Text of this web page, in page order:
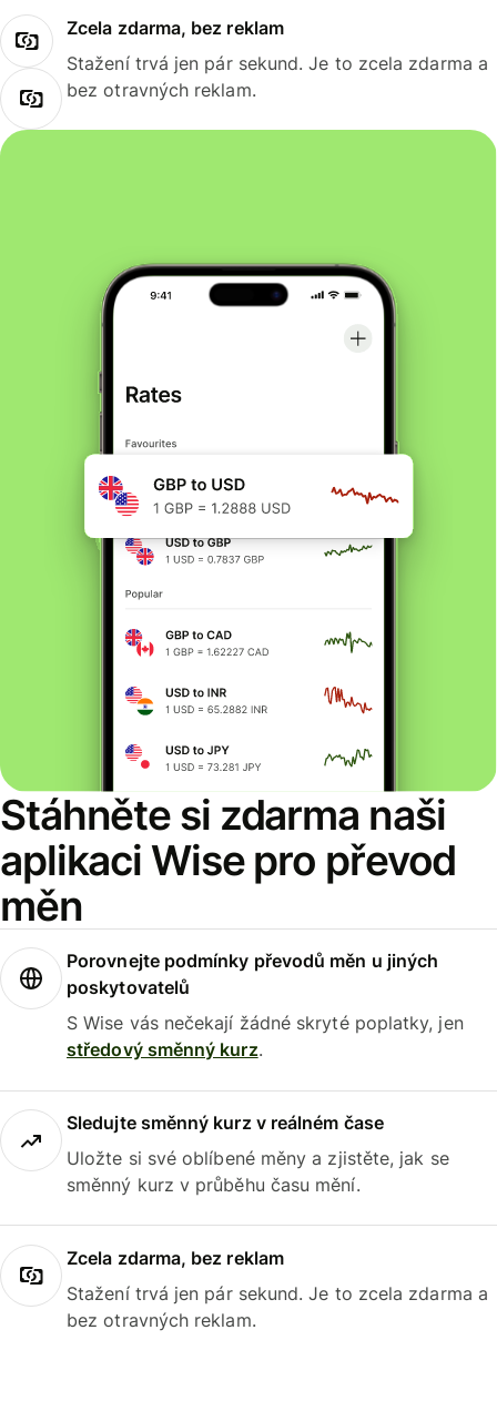
Zcela zdarma, bez reklam
Stažení trvá jen pár sekund. Je to zcela zdarma a
bez otravných reklam.
Stáhněte si zdarma naši
aplikaci Wise pro převod
měn
Porovnejte podmínky převodů měn u jiných
poskytovatelů
S Wise vás nečekají žádné skryté poplatky, jen
středový směnný kurz.
Sledujte směnný kurz v reálném čase
Uložte si své oblíbené měny a zjistěte, jak se
směnný kurz v průběhu času mění.
Zcela zdarma, bez reklam
Stažení trvá jen pár sekund. Je to zcela zdarma a
bez otravných reklam.